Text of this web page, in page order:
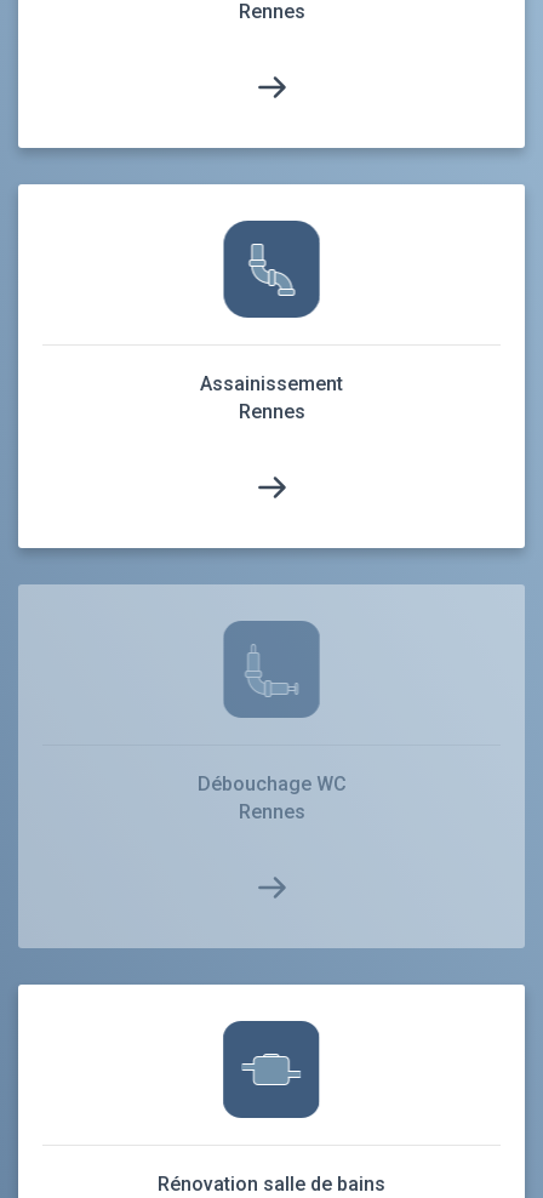
Rennes
Assainissement
Rennes
Débouchage WC
Rennes
Rénovation salle de bains